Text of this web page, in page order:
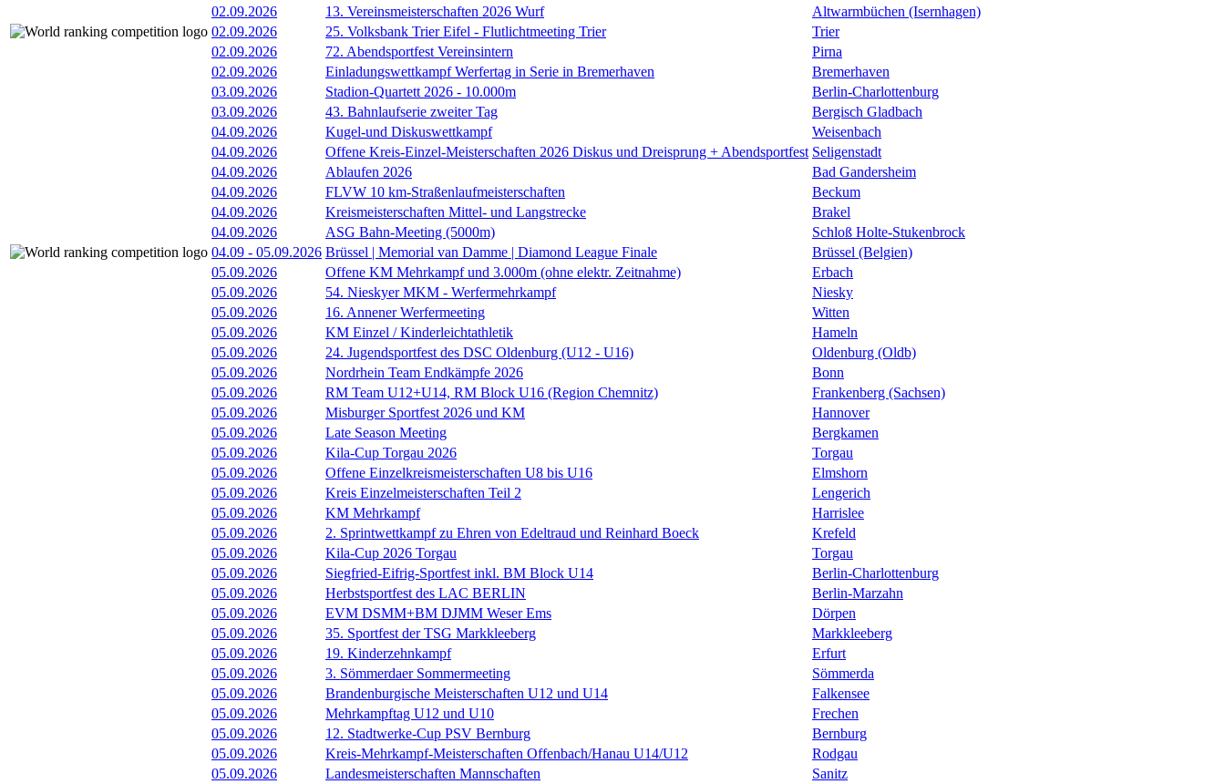
02.09.2026
13. Vereinsmeisterschaften 2026 Wurf
Altwarmbüchen (Isernhagen)
02.09.2026
25. Volksbank Trier Eifel - Flutlichtmeeting Trier
Trier
02.09.2026
72. Abendsportfest Vereinsintern
Pirna
02.09.2026
Einladungswettkampf Werfertag in Serie in Bremerhaven
Bremerhaven
03.09.2026
Stadion-Quartett 2026 - 10.000m
Berlin-Charlottenburg
03.09.2026
43. Bahnlaufserie zweiter Tag
Bergisch Gladbach
04.09.2026
Kugel-und Diskuswettkampf
Weisenbach
04.09.2026
Offene Kreis-Einzel-Meisterschaften 2026 Diskus und Dreisprung + Abendsportfest Seligenstadt
04.09.2026
Ablaufen 2026
Bad Gandersheim
04.09.2026
FLVW 10 km-Straßenlaufmeisterschaften
Beckum
04.09.2026
Kreismeisterschaften Mittel- und Langstrecke
Brakel
04.09.2026
ASG Bahn-Meeting (5000m)
Schloß Holte-Stukenbrock
04.09 - 05.09.2026 Brüssel | Memorial van Damme | Diamond League Finale
Brüssel (Belgien)
05.09.2026
Offene KM Mehrkampf und 3.000m (ohne elektr. Zeitnahme)
Erbach
05.09.2026
54. Nieskyer MKM - Werfermehrkampf
Niesky
05.09.2026
16. Annener Werfermeeting
Witten
05.09.2026
KM Einzel / Kinderleichtathletik
Hameln
05.09.2026
24. Jugendsportfest des DSC Oldenburg (U12 - U16)
Oldenburg (Oldb)
05.09.2026
Nordrhein Team Endkämpfe 2026
Bonn
05.09.2026
RM Team U12+U14, RM Block U16 (Region Chemnitz)
Frankenberg (Sachsen)
05.09.2026
Misburger Sportfest 2026 und KM
Hannover
05.09.2026
Late Season Meeting
Bergkamen
05.09.2026
Kila-Cup Torgau 2026
Torgau
05.09.2026
Offene Einzelkreismeisterschaften U8 bis U16
Elmshorn
05.09.2026
Kreis Einzelmeisterschaften Teil 2
Lengerich
05.09.2026
KM Mehrkampf
Harrislee
05.09.2026
2. Sprintwettkampf zu Ehren von Edeltraud und Reinhard Boeck
Krefeld
05.09.2026
Kila-Cup 2026 Torgau
Torgau
05.09.2026
Siegfried-Eifrig-Sportfest inkl. BM Block U14
Berlin-Charlottenburg
05.09.2026
Herbstsportfest des LAC BERLIN
Berlin-Marzahn
05.09.2026
EVM DSMM+BM DJMM Weser Ems
Dörpen
05.09.2026
35. Sportfest der TSG Markkleeberg
Markkleeberg
05.09.2026
19. Kinderzehnkampf
Erfurt
05.09.2026
3. Sömmerdaer Sommermeeting
Sömmerda
05.09.2026
Brandenburgische Meisterschaften U12 und U14
Falkensee
05.09.2026
Mehrkampftag U12 und U10
Frechen
05.09.2026
12. Stadtwerke-Cup PSV Bernburg
Bernburg
05.09.2026
Kreis-Mehrkampf-Meisterschaften Offenbach/Hanau U14/U12
Rodgau
05.09.2026
Landesmeisterschaften Mannschaften
Sanitz